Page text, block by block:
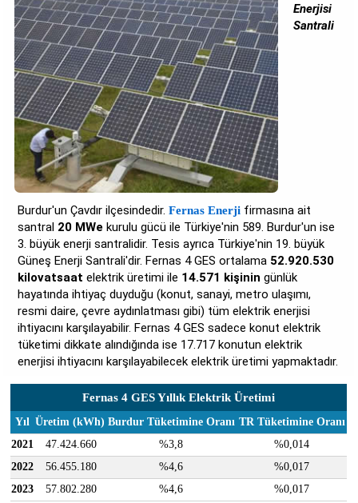
Enerjisi
Santrali
Burdur'un Çavdır ilçesindedir.Fernas Enerji firmasına ait
santral 20 MWe kurulu gücü ile Türkiye'nin 589. Burdur'un ise
3. büyük enerji santralidir. Tesis ayrıca Türkiye'nin 19. büyük
Güneş Enerji Santrali'dir. Fernas 4 GES ortalama 52.920.530
kilovatsaat elektrik üretimi ile 14.571 kişinin günlük
hayatında ihtiyaç duyduğu (konut, sanayi, metro ulaşımı,
resmi daire, çevre aydınlatması gibi) tüm elektrik enerjisi
ihtiyacını karşılayabilir. Fernas 4 GES sadece konut elektrik
tüketimi dikkate alındığında ise 17.717 konutun elektrik
enerjisi ihtiyacını karşılayabilecek elektrik üretimi yapmaktadır.
Fernas 4 GES Yıllık Elektrik Üretimi
Yıl Üretim (kWh) Burdur Tüketimine Oranı TR Tüketimine Oranı
2021
47.424.660 %3,8
%0,014
2022
56.455.180 %4,6
%0,017
2023
57.802.280 %4,6 %0,017